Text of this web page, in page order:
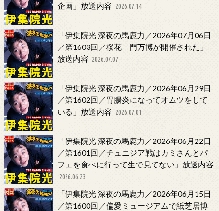
企画」放送内容 2026.07.14
「伊集院光 深夜の馬鹿力／2026年07月06日
／第1603回／桜花一門万博が開催された」
放送内容 2026.07.07
「伊集院光 深夜の馬鹿力／2026年06月29日
／第1602回／胃腸炎になってオムツをして
いる」放送内容 2026.07.01
「伊集院光 深夜の馬鹿力／2026年06月22日
／第1601回／チュニジア戦はカミさんとパ
フェを食べに行って生で見てない」放送内容
2026.06.23
「伊集院光 深夜の馬鹿力／2026年06月15日
／第1600回／偏愛ミュージアムで紙芝居博